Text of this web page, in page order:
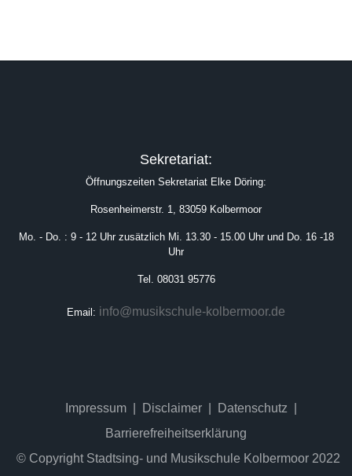
Sekretariat:
Öffnungszeiten Sekretariat Elke Döring:
Rosenheimerstr. 1, 83059 Kolbermoor
Mo. - Do. : 9 - 12 Uhr zusätzlich Mi. 13.30 - 15.00 Uhr und Do. 16 -18
Uhr
Tel. 08031 95776
Email: info@musikschule-kolbermoor.de
Impressum Disclaimer
Datenschutz
Barrierefreiheitserklärung
© Copyright Stadtsing- und Musikschule Kolbermoor 2022